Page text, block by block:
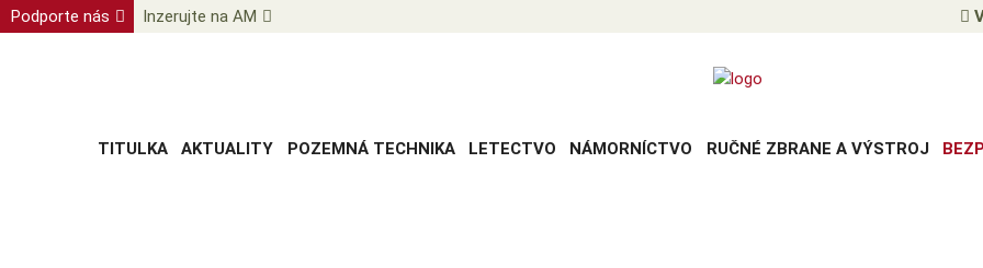
Podporte nás Inzerujte na AM
TITULKA AKTUALITY POZEMNÁ TECHNIKA LETECTVO NÁMORNÍCTVO RUČNÉ ZBRANE A VÝSTROJ